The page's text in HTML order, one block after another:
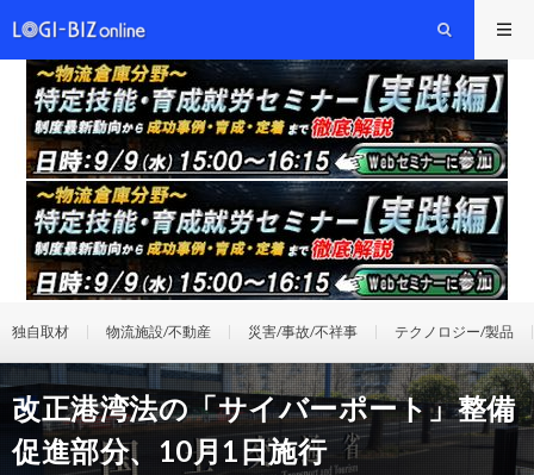
独自取材 物流施設/不動産 災害/事故/不祥事 テクノロジー/製品
改正港湾法の「サイバーポート」整備
促進部分、10月1日施行